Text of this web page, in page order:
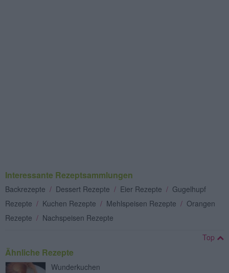
Interessante Rezeptsammlungen
Backrezepte / Dessert Rezepte / Eier Rezepte / Gugelhupf
Rezepte / Kuchen Rezepte / Mehlspeisen Rezepte / Orangen
Rezepte / Nachspeisen Rezepte
Top
Ähnliche Rezepte
Wunderkuchen